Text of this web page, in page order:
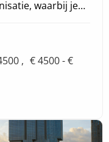
waarbij je
€ 4500 - €